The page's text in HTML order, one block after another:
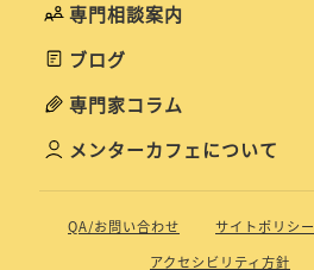
専門相談案内
ブログ
専門家コラム
メンターカフェについて
QA/お問い合わせ サイトポリシー
アクセシビリティ方針